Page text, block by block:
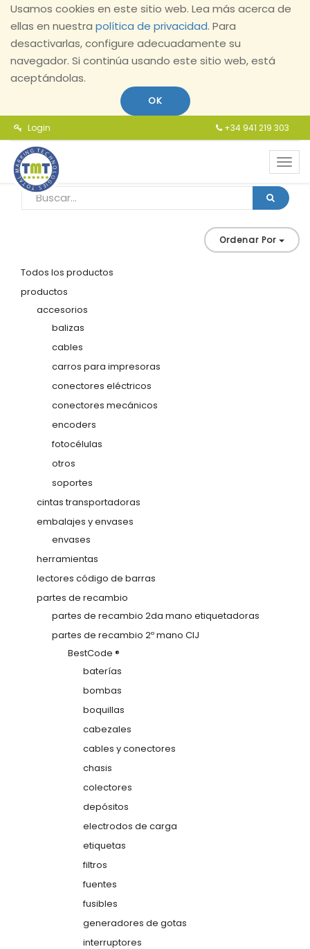
Usamos cookies en este sitio web. Lea más acerca de
ellas en nuestra política de privacidad. Para
desactivarlas, configure adecuadamente su
navegador. Si continúa usando este sitio web, está
aceptándolas.
OK
+34 941 219 303
Login
Ordenar Por
Todos los productos
productos
accesorios
balizas
cables
carros para impresoras
conectores eléctricos
conectores mecánicos
encoders
fotocélulas
otros
soportes
cintas transportadoras
embalajes y envases
envases
herramientas
lectores código de barras
partes de recambio
partes de recambio 2da mano etiquetadoras
partes de recambio 2º mano CIJ
BestCode ®
baterías
bombas
boquillas
cabezales
cables y conectores
chasis
colectores
depósitos
electrodos de carga
etiquetas
filtros
fuentes
fusibles
generadores de gotas
interruptores